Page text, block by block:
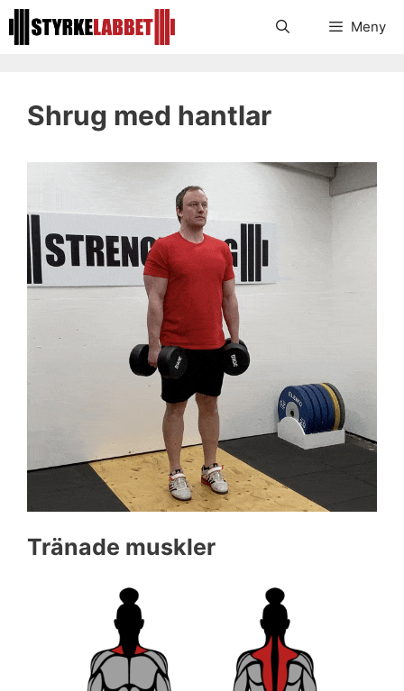
Hoppa
till
Meny
Shrug med hantlar
Tränade muskler